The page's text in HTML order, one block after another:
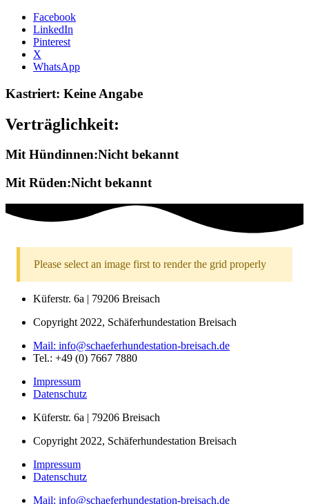
Share
post
"Betty"
Facebook
LinkedIn
Pinterest
X
WhatsApp
Kastriert: Keine Angabe
Verträglichkeit:
Mit Hündinnen:Nicht bekannt
Mit Rüden:Nicht bekannt
Please select an image first to render the grid properly
Küferstr. 6a | 79206 Breisach
Copyright 2022, Schäferhundestation Breisach
Mail: info@schaeferhundestation-breisach.de
Tel.: +49 (0) 7667 7880
Impressum
Datenschutz
Küferstr. 6a | 79206 Breisach
Copyright 2022, Schäferhundestation Breisach
Impressum
Datenschutz
Mail: info@schaeferhundestation-breisach.de